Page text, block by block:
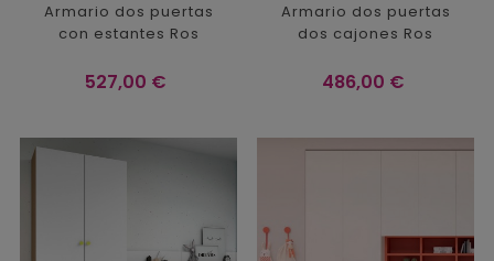
Armario dos puertas
con estantes Ros
Precio
527,00 €
Armario dos puertas
dos cajones Ros
Precio
486,00 €